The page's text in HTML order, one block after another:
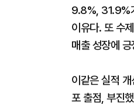
9.8%, 31.9%
이유다. 또 수
매출 성장에
이같은 실적
포 출점, 부진